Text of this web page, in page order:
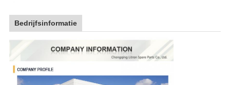
Bedrijfsinformatie